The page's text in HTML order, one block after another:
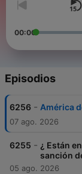
00:00
Episodios
6256 - América
07 ago. 2026
6255 - ¿ Están
sanción
05 ago. 2026